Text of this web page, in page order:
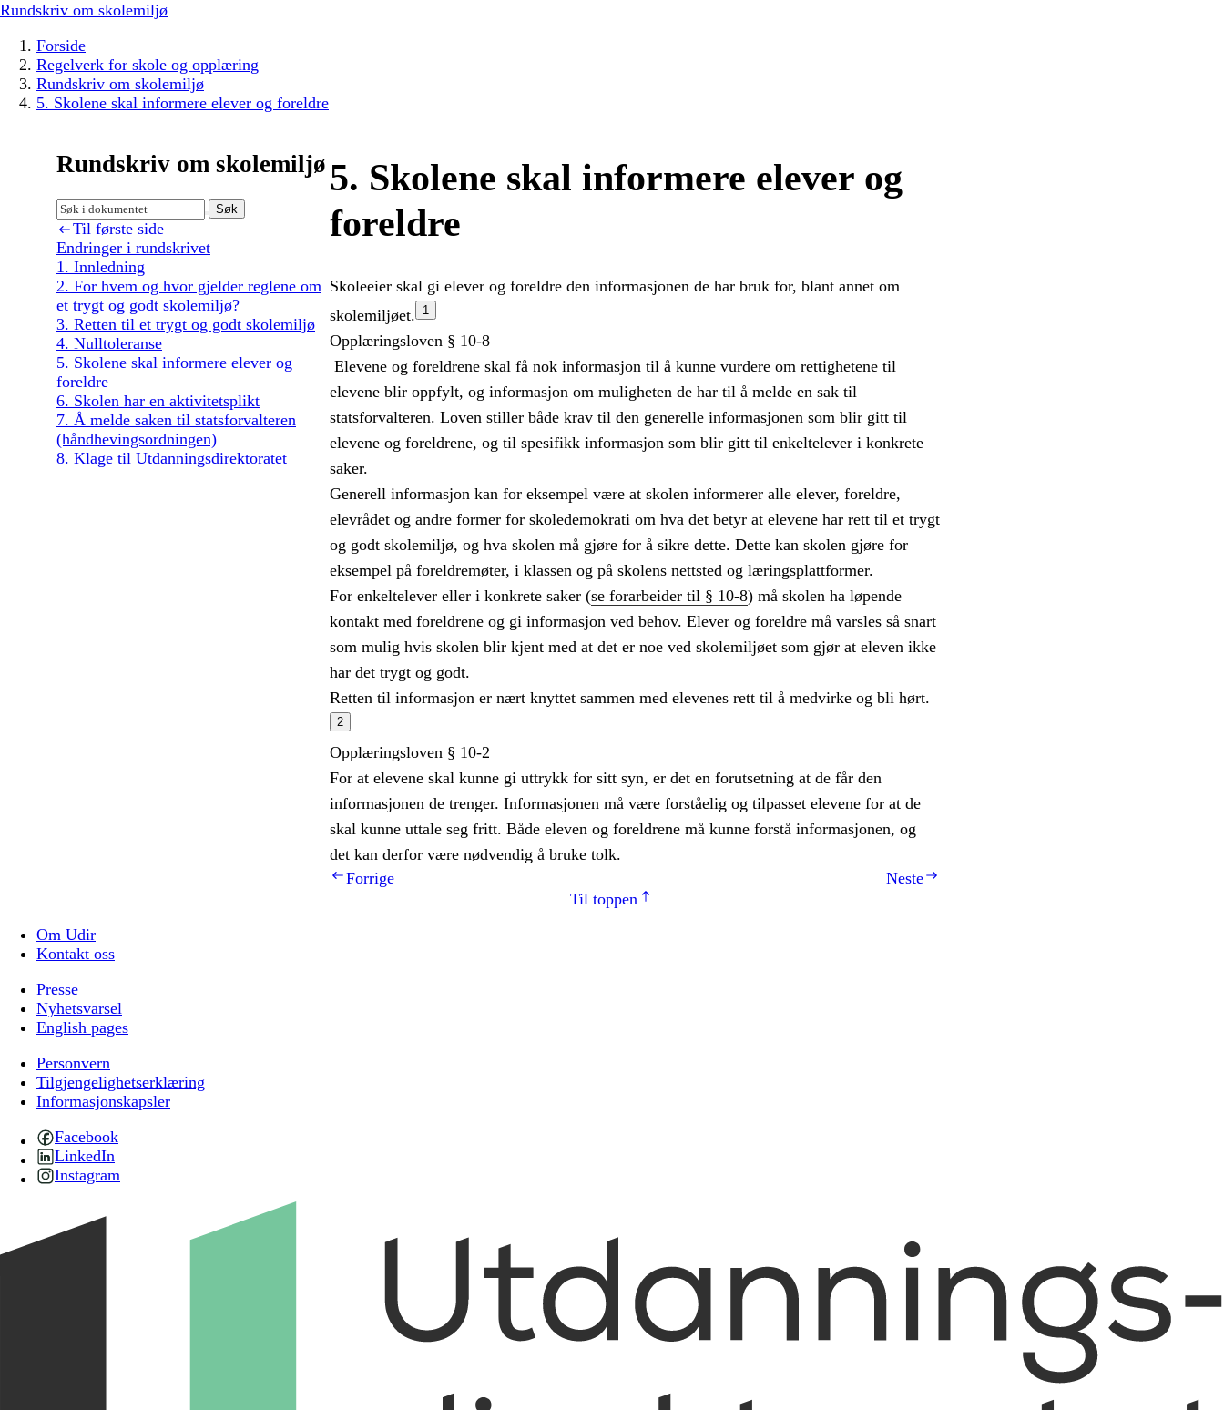
Rundskriv om skolemiljø
Forside
Regelverk for skole og opplæring
Rundskriv om skolemiljø
5. Skolene skal informere elever og foreldre
Rundskriv om skolemiljø
Søk
Til første side
Endringer i rundskrivet
1. Innledning
2. For hvem og hvor gjelder reglene om
et trygt og godt skolemiljø?
3. Retten til et trygt og godt skolemiljø
4. Nulltoleranse
5. Skolene skal informere elever og
foreldre
6. Skolen har en aktivitetsplikt
7. Å melde saken til statsforvalteren
(håndhevingsordningen)
8. Klage til Utdanningsdirektoratet
5. Skolene skal informere elever og
foreldre
Skoleeier skal gi elever og foreldre den informasjonen de har bruk for, blant annet om
skolemiljøet.
1
Opplæringsloven § 10-8
Elevene og foreldrene skal få nok informasjon til å kunne vurdere om rettighetene til
elevene blir oppfylt, og informasjon om muligheten de har til å melde en sak til
statsforvalteren. Loven stiller både krav til den generelle informasjonen som blir gitt til
elevene og foreldrene, og til spesifikk informasjon som blir gitt til enkeltelever i konkrete
saker.
Generell informasjon kan for eksempel være at skolen informerer alle elever, foreldre,
elevrådet og andre former for skoledemokrati om hva det betyr at elevene har rett til et trygt
og godt skolemiljø, og hva skolen må gjøre for å sikre dette. Dette kan skolen gjøre for
eksempel på foreldremøter, i klassen og på skolens nettsted og læringsplattformer.
For enkeltelever eller i konkrete saker (se forarbeider til § 10-8) må skolen ha løpende
kontakt med foreldrene og gi informasjon ved behov. Elever og foreldre må varsles så snart
som mulig hvis skolen blir kjent med at det er noe ved skolemiljøet som gjør at eleven ikke
har det trygt og godt.
Retten til informasjon er nært knyttet sammen med elevenes rett til å medvirke og bli hørt.
2
Opplæringsloven § 10-2
For at elevene skal kunne gi uttrykk for sitt syn, er det en forutsetning at de får den
informasjonen de trenger. Informasjonen må være forståelig og tilpasset elevene for at de
skal kunne uttale seg fritt. Både eleven og foreldrene må kunne forstå informasjonen, og
det kan derfor være nødvendig å bruke tolk.
Neste
Forrige
Til toppen
Om Udir
Kontakt oss
Presse
Nyhetsvarsel
English pages
Personvern
Tilgjengelighetserklæring
Informasjonskapsler
Facebook
LinkedIn
Instagram